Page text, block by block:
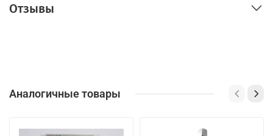
Отзывы
Аналогичные товары